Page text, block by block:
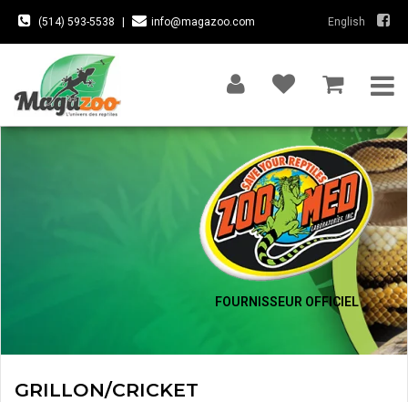
(514) 593-5538 info@magazoo.com English
FOURNISSEUR OFFICIEL
GRILLON/CRICKET